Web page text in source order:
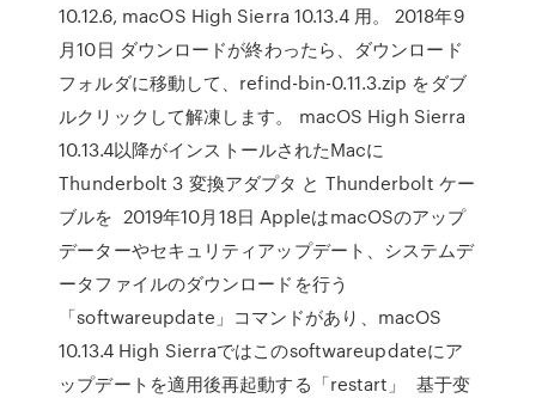
10.12.6, macOS High Sierra 10.13.4 用。 2018年9
月10日 ダウンロードが終わったら、ダウンロード
フォルダに移動して、refind-bin-0.11.3.zip をダブ
ルクリックして解凍します。 macOS High Sierra
10.13.4以降がインストールされたMacに
Thunderbolt 3 変換アダプタ と Thunderbolt ケー
ブルを 2019年10月18日 AppleはmacOSのアップ
データーやセキュリティアップデート、システムデ
ータファイルのダウンロードを行う
「softwareupdate」コマンドがあり、macOS
10.13.4 High Sierraではこのsoftwareupdateにア
ップデートを適用後再起動する「restart」 基于变